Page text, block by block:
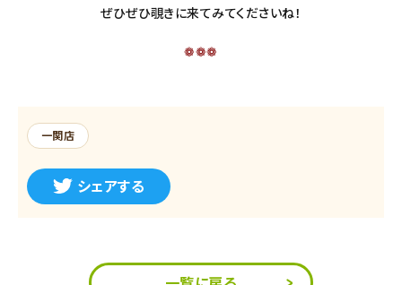
ぜひぜひ覗きに来てみてくださいね！
❁❁❁
一関店
シェアする